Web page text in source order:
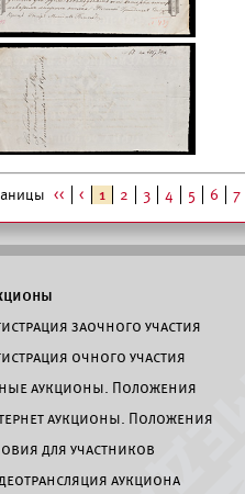
<< < 1 2 3 4 5 6 7
заочного участия
очного участия
аукционы. Положения
аукционы. Положения
для участников
аукциона